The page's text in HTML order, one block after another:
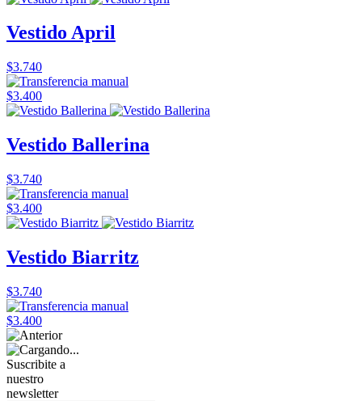
Vestido April
$3.740
$3.400
Vestido Ballerina
$3.740
$3.400
Vestido Biarritz
$3.740
$3.400
Suscribite a
nuestro
newsletter